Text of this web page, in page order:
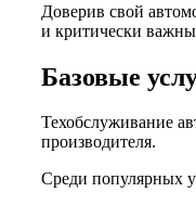
Доверив свой
и критически
Базовые
Техобслуживание
производителя.
Среди популярных